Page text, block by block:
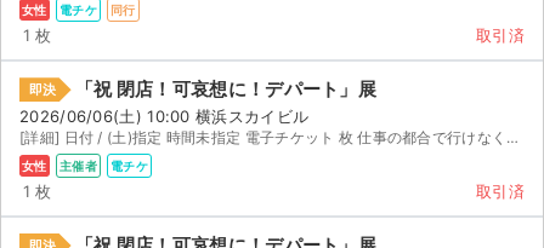
よくある質問
女性 電チケ 同行
1 枚 取引済
即決 「祝 閉店！可哀想に！デパート」展
2026/06/06(土) 10:00 横浜スカイビル
[詳細] 日付 / (土)指定 時間未指定 電子チケット 枚 仕事の都合で行けなくなってしまったため出品...
女性 主催者 電チケ
1 枚 取引済